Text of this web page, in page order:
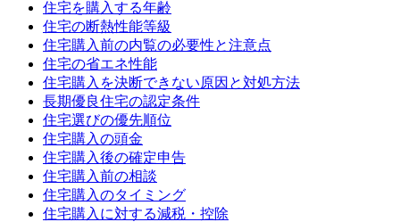
住宅を購入する年齢
住宅の断熱性能等級
住宅購入前の内覧の必要性と注意点
住宅の省エネ性能
住宅購入を決断できない原因と対処方法
長期優良住宅の認定条件
住宅選びの優先順位
住宅購入の頭金
住宅購入後の確定申告
住宅購入前の相談
住宅購入のタイミング
住宅購入に対する減税・控除